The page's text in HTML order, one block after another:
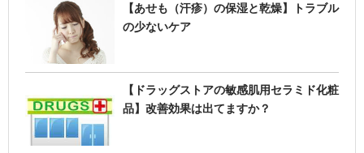
【あせも（汗疹）の保湿と乾燥】トラブル
の少ないケア
【ドラッグストアの敏感肌用セラミド化粧
品】改善効果は出てますか？